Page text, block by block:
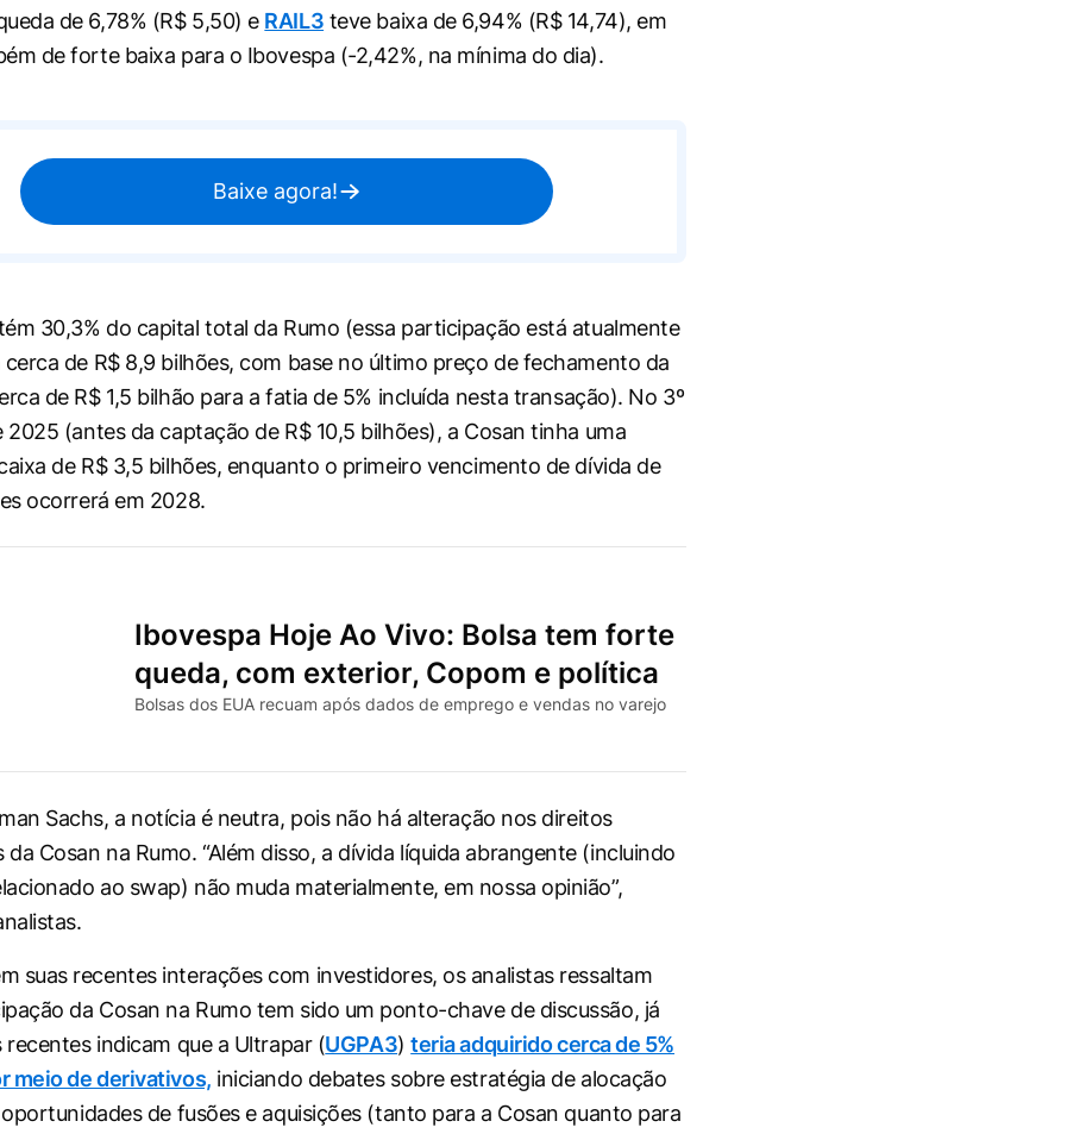
de 6,78% (R$ 5,50) e RAIL3 teve baixa de 6,94% (R$ 14,74), em
de forte baixa para o Ibovespa (-2,42%, na mínima do dia).
Baixe agora!
30,3% do capital total da Rumo (essa participação está atualmente
cerca de R$ 8,9 bilhões, com base no último preço de fechamento da
de R$ 1,5 bilhão para a fatia de 5% incluída nesta transação). No 3º
(antes da captação de R$ 10,5 bilhões), a Cosan tinha uma
de R$ 3,5 bilhões, enquanto o primeiro vencimento de dívida de
ocorrerá em 2028.
Ibovespa Hoje Ao Vivo: Bolsa tem forte
queda, com exterior, Copom e política
Bolsas dos EUA recuam após dados de emprego e vendas no varejo
Sachs, a notícia é neutra, pois não há alteração nos direitos
Cosan na Rumo. “Além disso, a dívida líquida abrangente (incluindo
ao swap) não muda materialmente, em nossa opinião”,
suas recentes interações com investidores, os analistas ressaltam
da Cosan na Rumo tem sido um ponto-chave de discussão, já
recentes indicam que a Ultrapar (UGPA3)teria adquirido cerca de 5%
meio de derivativos, iniciando debates sobre estratégia de alocação
de fusões e aquisições (tanto para a Cosan quanto para